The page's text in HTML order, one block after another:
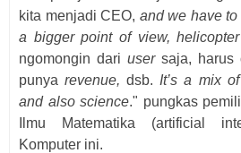
kita menjadi CEO, and we have
a bigger point of view,
ngomongin dari usersaja, harus
punyarevenue,dsb. It’s a mix
and also science." pungkas
Ilmu Matematika (artificial
Komputer ini.